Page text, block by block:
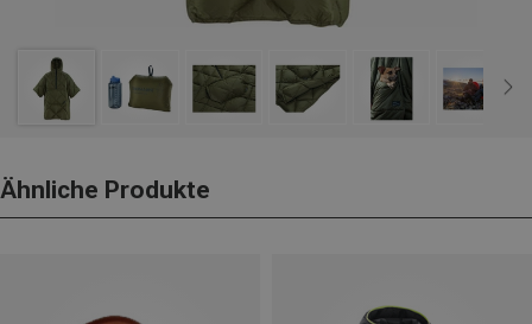
Ähnliche Produkte